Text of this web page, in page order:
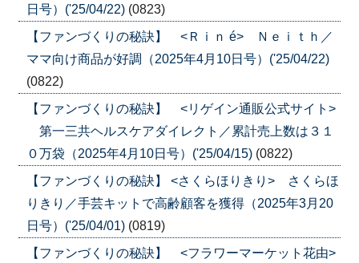
日号）('25/04/22) (0823)
【ファンづくりの秘訣】 <Ｒｉｎ é> Ｎｅｉｔｈ／
ママ向け商品が好調（2025年4月10日号）('25/04/22)
(0822)
【ファンづくりの秘訣】 <リゲイン通販公式サイト>
第一三共ヘルスケアダイレクト／累計売上数は３１
０万袋（2025年4月10日号）('25/04/15) (0822)
【ファンづくりの秘訣】 <さくらほりきり> さくらほ
りきり／手芸キットで高齢顧客を獲得（2025年3月20
日号）('25/04/01) (0819)
【ファンづくりの秘訣】 <フラワーマーケット花由>